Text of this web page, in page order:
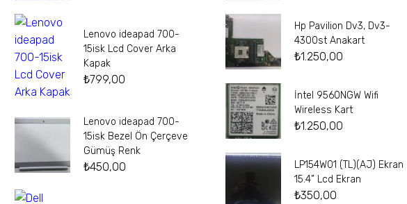
Lenovo ideapad 700-
15isk Lcd Cover Arka
Kapak
₺799,00
Lenovo ideapad 700-
15isk Bezel Ön Çerçeve
Gümüş Renk
₺450,00
Hp Pavilion Dv3, Dv3-
4300st Anakart
₺1.250,00
İntel 9560NGW Wifi
Wireless Kart
₺1.250,00
LP154W01 (TL)(AJ) Ekran
15.4” Lcd Ekran
₺350,00